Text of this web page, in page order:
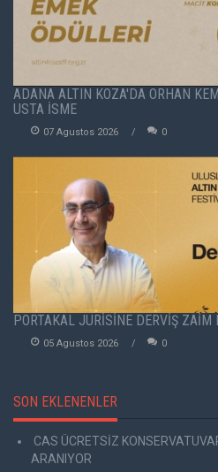
ADANA ALTIN KOZA'DA ORHAN
USTA İSME
07 Agustos 2026 0
PORTAKAL JÜRİSİNE DERVİŞ ZAİM
05 Agustos 2026 0
SON EKLENENLER
CAS ÜCRETSİZ
ARANIYOR